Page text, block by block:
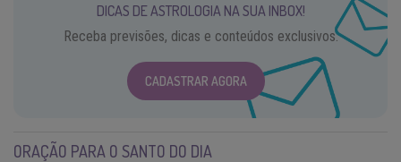
DICAS DE ASTROLOGIA NA SUA INBOX!
Receba previsões, dicas e conteúdos exclusivos.
CADASTRAR AGORA
ORAÇÃO PARA O SANTO DO DIA